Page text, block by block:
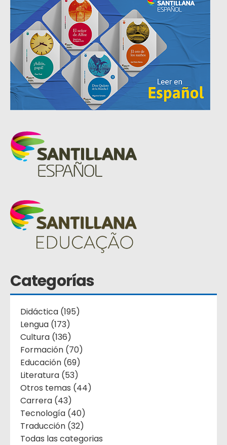
Categorías
Didáctica (195)
Lengua (173)
Cultura (136)
Formación (70)
Educación (69)
Literatura (53)
Otros temas (44)
Carrera (43)
Tecnología (40)
Traducción (32)
Todas las categorias